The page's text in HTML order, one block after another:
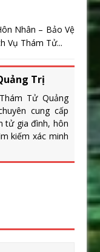
Nhân – Bảo Vệ
Vụ Thám Tử...
Trị
Tử Quảng
cung cấp
tử gia đình, hôn
kiếm xác minh